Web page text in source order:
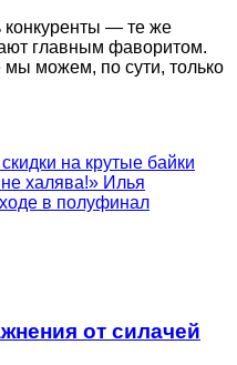
конкуренты — те же
главным фаворитом.
можем, по сути, только
на крутые байки
халява!» Илья
в полуфинал
от силачей